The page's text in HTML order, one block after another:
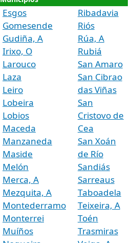
Esgos
Gomesende
Gudiña, A
Irixo, O
Larouco
Laza
Leiro
Lobeira
Lobios
Maceda
Manzaneda
Maside
Melón
Merca, A
Mezquita, A
Montederramo
Monterrei
Muíños
Ribadavia
Riós
Rúa, A
Rubiá
San Amaro
San Cibrao
das Viñas
San
Cristovo de
Cea
San Xoán
de Río
Sandiás
Sarreaus
Taboadela
Teixeira, A
Toén
Trasmiras